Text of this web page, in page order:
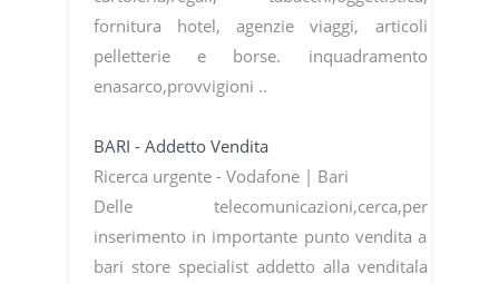
fornitura hotel, agenzie viaggi, articoli
pelletterie e borse. inquadramento
enasarco,provvigioni ..
BARI - Addetto Vendita
Ricerca urgente - Vodafone | Bari
Delle telecomunicazioni,cerca,per
inserimento in importante punto vendita a
bari store specialist addetto alla venditala